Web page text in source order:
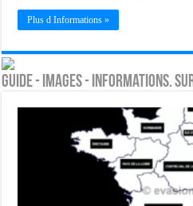
Plus d Informations »
Guide - Images - Informations.